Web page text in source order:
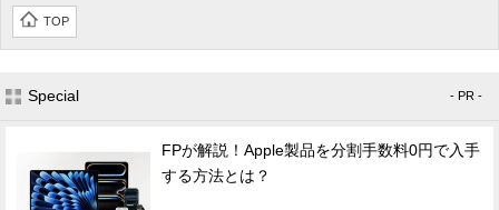
TOP
Special - PR -
FPが解説！Apple製品を分割手数料0円で入手
する方法とは？